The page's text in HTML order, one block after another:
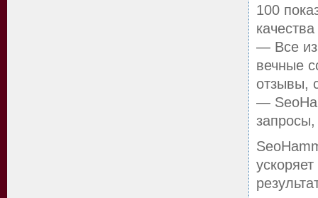
100
— Все
вечные
отзывы,
—